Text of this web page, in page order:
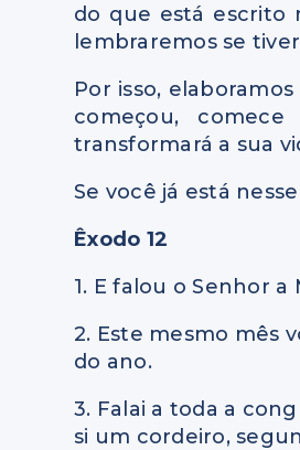
do que está escrito
lembraremos se
Por isso,
começou,
transformará a sua
Se você já está
Êxodo 12
1. E falou o Senhor
2. Este mesmo mês
do ano.
3. Falai a toda a
si um cordeiro,